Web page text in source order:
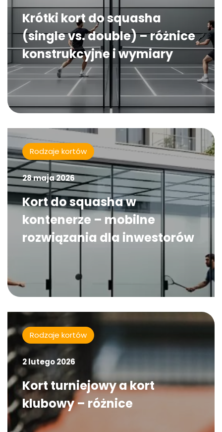
Krótki kort do squasha
(single vs. double) – różnice
konstrukcyjne i wymiary
Rodzaje kortów
28 maja 2026
Kort do squasha w
kontenerze – mobilne
rozwiązania dla inwestorów
Rodzaje kortów
2 lutego 2026
Kort turniejowy a kort
klubowy – różnice